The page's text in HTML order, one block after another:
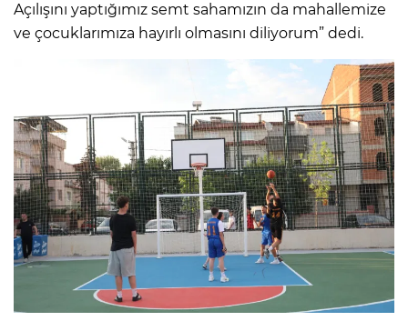
Açılışını yaptığımız semt sahamızın da mahallemize
ve çocuklarımıza hayırlı olmasını diliyorum” dedi.